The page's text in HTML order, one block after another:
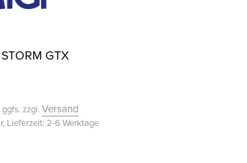
GTX
zzgl. Versand
Lieferzeit: 2-6 Werktage